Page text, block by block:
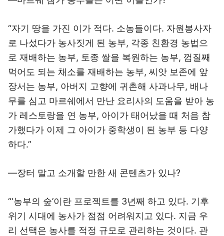
“자기 땅을 가진 이가 적다. 소농들이다. 자원봉사자
로 나섰다가 농사짓게 된 농부, 각종 친환경 농법으
로 재배하는 농부, 토종 쌀을 복원하는 농부, 껍질째
먹어도 되는 채소를 재배하는 농부, 씨앗 보존에 앞
장서는 농부, 아버지 고향에 귀촌해 사과나무, 배나
무를 심고 마르쉐에서 만난 요리사의 도움을 받아 농
가 레스토랑을 연 농부, 아이가 태어났을 때 처음 참
가했다가 이제 그 아이가 중학생이 된 농부 등 다양
하다.”
―장터 말고 소개할 만한 새 콘텐츠가 있나?
“‘농부의 숲’이란 프로젝트를 3년째 하고 있다. 기후
위기 시대에 농사가 점점 어려워지고 있다. 지금 우
리 선택은 농사를 적정 규모로 관리하는 것이다. 관